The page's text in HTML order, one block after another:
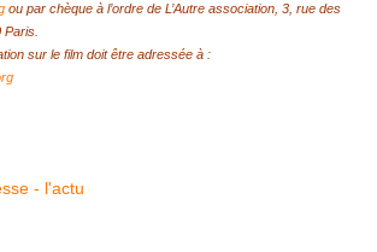
ou par chèque à l’ordre de L’Autre association, 3, rue des
sur le film doit être adressée à :
- l'actu